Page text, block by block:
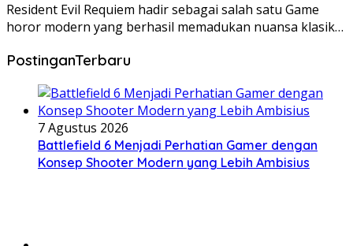
Resident Evil Requiem hadir sebagai salah satu Game
horor modern yang berhasil memadukan nuansa klasik…
PostinganTerbaru
7 Agustus 2026
Battlefield 6 Menjadi Perhatian Gamer dengan
Konsep Shooter Modern yang Lebih Ambisius